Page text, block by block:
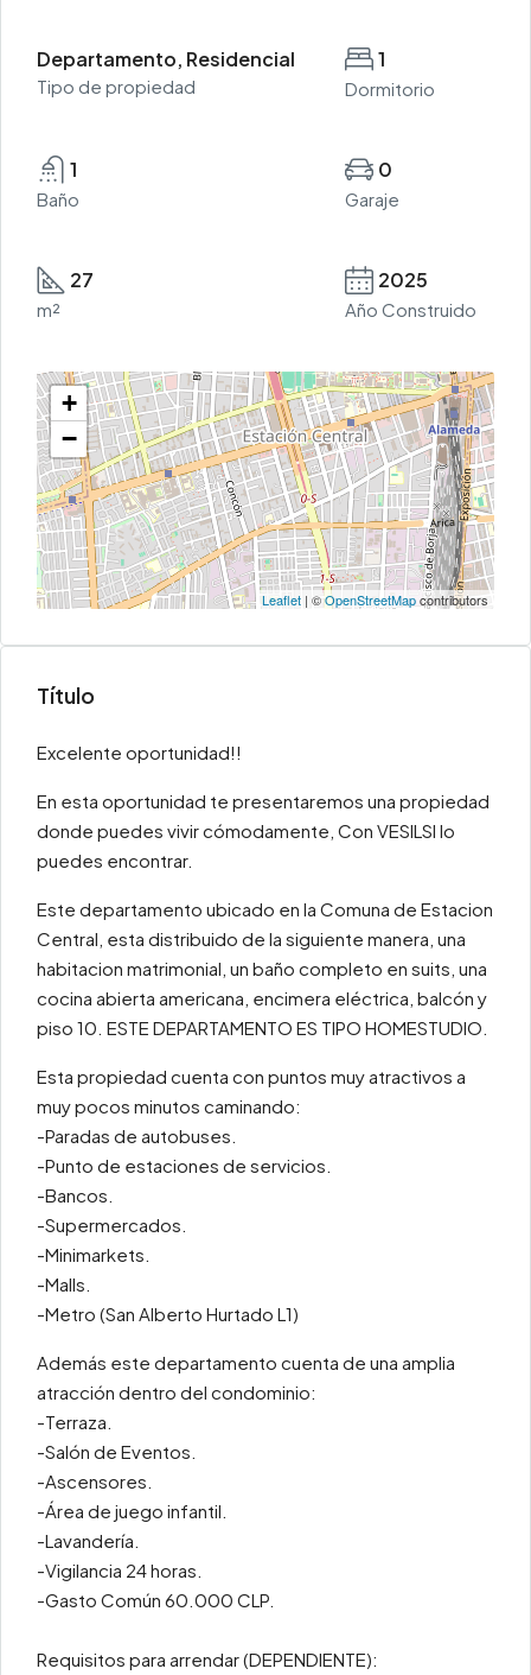
Departamento, Residencial
Tipo de propiedad
1
Dormitorio
1
Baño
0
Garaje
27
m²
2025
Año Construido
+
−
Leaflet | ©OpenStreetMapcontributors
Título
Excelente oportunidad!!
En esta oportunidad te presentaremos una propiedad
donde puedes vivir cómodamente, Con VESILSI lo
puedes encontrar.
Este departamento ubicado en la Comuna de Estacion
Central, esta distribuido de la siguiente manera, una
habitacion matrimonial, un baño completo en suits, una
cocina abierta americana, encimera eléctrica, balcón y
piso 10. ESTE DEPARTAMENTO ES TIPO HOMESTUDIO.
Esta propiedad cuenta con puntos muy atractivos a
muy pocos minutos caminando:
-Paradas de autobuses.
-Punto de estaciones de servicios.
-Bancos.
-Supermercados.
-Minimarkets.
-Malls.
-Metro (San Alberto Hurtado L1)
Además este departamento cuenta de una amplia
atracción dentro del condominio:
-Terraza.
-Salón de Eventos.
-Ascensores.
-Área de juego infantil.
-Lavandería.
-Vigilancia 24 horas.
-Gasto Común 60.000 CLP.
Requisitos para arrendar (DEPENDIENTE):